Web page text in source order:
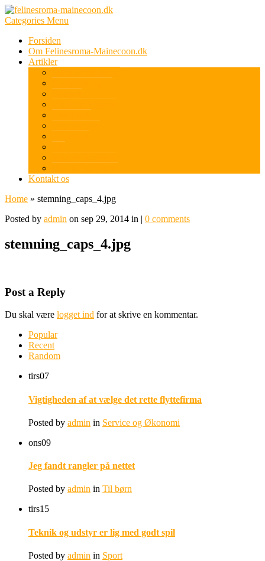
Categories Menu
Forsiden
Om Felinesroma-Mainecoon.dk
Artikler
Kontakt os
Home » stemning_caps_4.jpg
Posted by admin on sep 29, 2014 in | 0 comments
stemning_caps_4.jpg
Post a Reply
Du skal være logget ind for at skrive en kommentar.
Popular
Recent
Random
tirs07
Vigtigheden af at vælge det rette flyttefirma
Posted by admin in Service og Økonomi
ons09
Jeg fandt rangler på nettet
Posted by admin in Til børn
tirs15
Teknik og udstyr er lig med godt spil
Posted by admin in Sport